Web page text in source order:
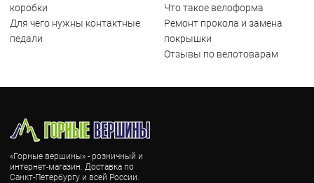
коробки
Для чего нужны контактные
педали
Что такое велоформа
Ремонт прокола и замена
покрышки
Отзывы по велотоварам
«Горные вершины» - розничный и
интернет-магазин. Доставка по
Санкт-Петербургу и всей России.